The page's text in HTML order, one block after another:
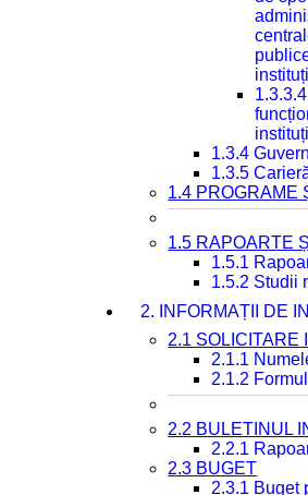
1.3.4
1.3.5
1.4 PROGRAME
1.5 RAPOARTE
1.5.1
1.5.2 Studii
2. INFORMAȚII DE
2.1 SOLICITARE
2.1.1
2.1.2
2.2 BULETINUL
2.2.1
2.3 BUGET
2.3.1 Buget